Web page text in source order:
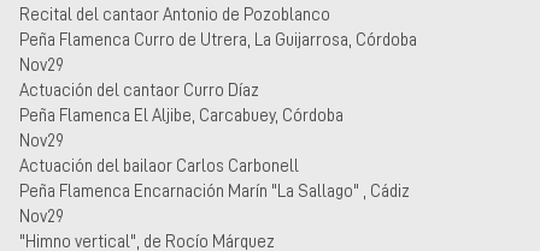
Recital del cantaor Antonio de Pozoblanco
Peña Flamenca Curro de Utrera, La Guijarrosa, Córdoba
Nov29
Actuación del cantaor Curro Díaz
Peña Flamenca El Aljibe, Carcabuey, Córdoba
Nov29
Actuación del bailaor Carlos Carbonell
Peña Flamenca Encarnación Marín "La Sallago" , Cádiz
Nov29
"Himno vertical", de Rocío Márquez